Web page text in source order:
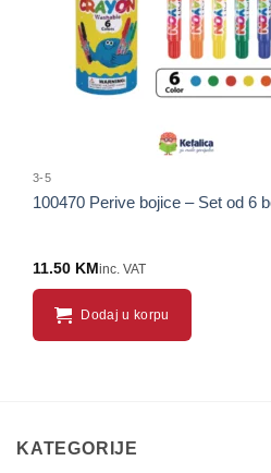
3-5
100470 Perive bojice – Set od 6
11.50 KMinc. VAT
Dodaj u korpu
KATEGORIJE